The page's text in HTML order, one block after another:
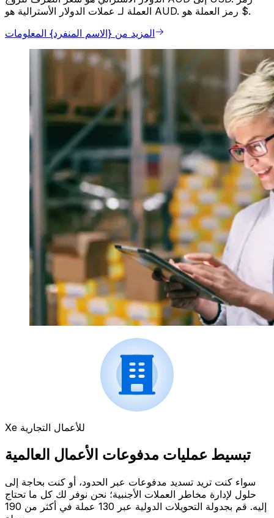
العملة لـ عملات الدولار الأسترالية هو AUD. رمز العملة هو $.
المزيد من {الاسم المنفرد} المعلومات
Xe للأعمال التجارية
تبسيط عمليات مدفوعات الأعمال العالمية
سواء كنت تريد تسديد مدفوعات عبر الحدود، أو كنت بحاجة إلى
حلول لإدارة مخاطر العملات الأجنبية؛ نحن نوفر لك كل ما تحتاج
إليه. قم بجدولة التحويلات الدولية عبر 130 عملة في أكثر من 190